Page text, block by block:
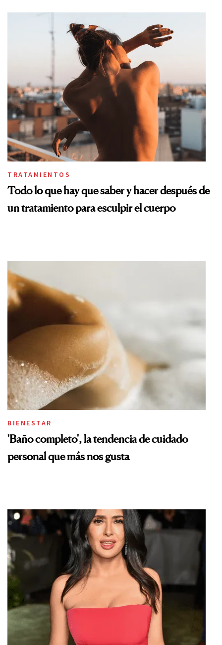
TRATAMIENTOS
Todo lo que hay que saber y hacer después de
un tratamiento para esculpir el cuerpo
BIENESTAR
'Baño completo', la tendencia de cuidado
personal que más nos gusta